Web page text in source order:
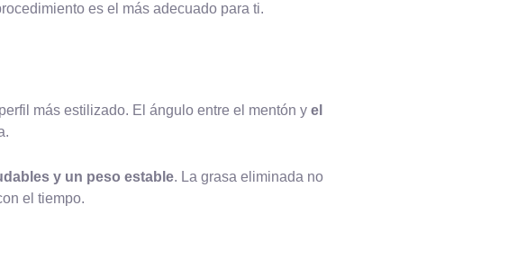
es el más adecuado para ti.
más estilizado. El ángulo entre el mentón y el
y un peso estable. La grasa eliminada no
el tiempo.